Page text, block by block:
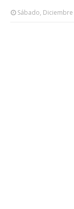
Sábado, Diciembre